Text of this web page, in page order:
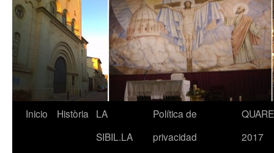
Inicio Història
LA
SIBIL.LA
Política de
privacidad
2017